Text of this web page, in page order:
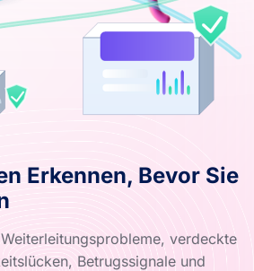
Erkennen, Bevor Sie
verdeckte
Betrugssignale und